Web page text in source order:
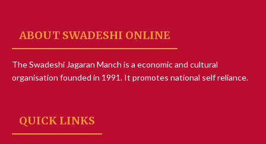
ABOUT SWADESHI ONLINE
The Swadeshi Jagaran Manch is a economic and cultural
organisation founded in 1991. It promotes national self reliance.
QUICK LINKS